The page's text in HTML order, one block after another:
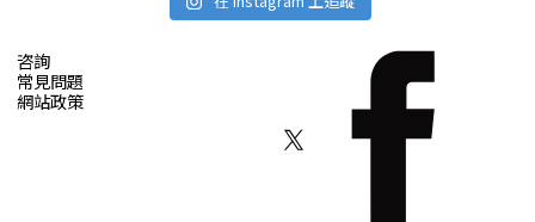
咨詢
常見問題
網站政策